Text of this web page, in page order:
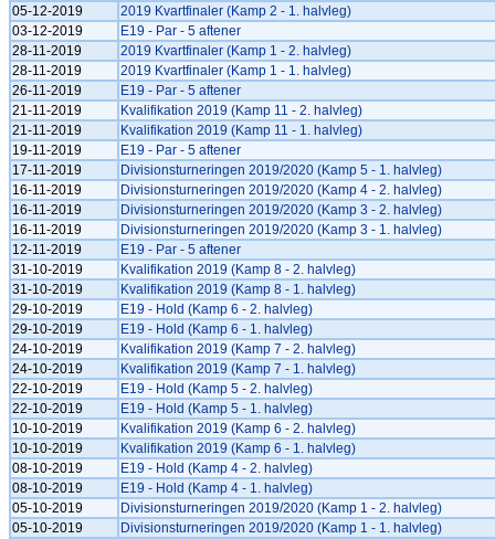
05-12-2019
2019 Kvartfinaler (Kamp 2 - 1. halvleg)
03-12-2019
E19 - Par - 5 aftener
28-11-2019
2019 Kvartfinaler (Kamp 1 - 2. halvleg)
28-11-2019
2019 Kvartfinaler (Kamp 1 - 1. halvleg)
26-11-2019
E19 - Par - 5 aftener
21-11-2019
Kvalifikation 2019 (Kamp 11 - 2. halvleg)
21-11-2019
Kvalifikation 2019 (Kamp 11 - 1. halvleg)
19-11-2019
E19 - Par - 5 aftener
17-11-2019
Divisionsturneringen 2019/2020 (Kamp 5 - 1. halvleg)
16-11-2019
Divisionsturneringen 2019/2020 (Kamp 4 - 2. halvleg)
16-11-2019
Divisionsturneringen 2019/2020 (Kamp 3 - 2. halvleg)
16-11-2019
Divisionsturneringen 2019/2020 (Kamp 3 - 1. halvleg)
12-11-2019
E19 - Par - 5 aftener
31-10-2019
Kvalifikation 2019 (Kamp 8 - 2. halvleg)
31-10-2019
Kvalifikation 2019 (Kamp 8 - 1. halvleg)
29-10-2019
E19 - Hold (Kamp 6 - 2. halvleg)
29-10-2019
E19 - Hold (Kamp 6 - 1. halvleg)
24-10-2019
Kvalifikation 2019 (Kamp 7 - 2. halvleg)
24-10-2019
Kvalifikation 2019 (Kamp 7 - 1. halvleg)
22-10-2019
E19 - Hold (Kamp 5 - 2. halvleg)
22-10-2019
E19 - Hold (Kamp 5 - 1. halvleg)
10-10-2019
Kvalifikation 2019 (Kamp 6 - 2. halvleg)
10-10-2019
Kvalifikation 2019 (Kamp 6 - 1. halvleg)
08-10-2019
E19 - Hold (Kamp 4 - 2. halvleg)
08-10-2019
E19 - Hold (Kamp 4 - 1. halvleg)
05-10-2019
Divisionsturneringen 2019/2020 (Kamp 1 - 2. halvleg)
05-10-2019
Divisionsturneringen 2019/2020 (Kamp 1 - 1. halvleg)